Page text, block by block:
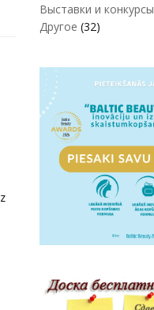
Выставки и конкурсы
Другое (32)